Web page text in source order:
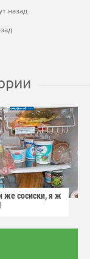
назад
же сосиски, я ж